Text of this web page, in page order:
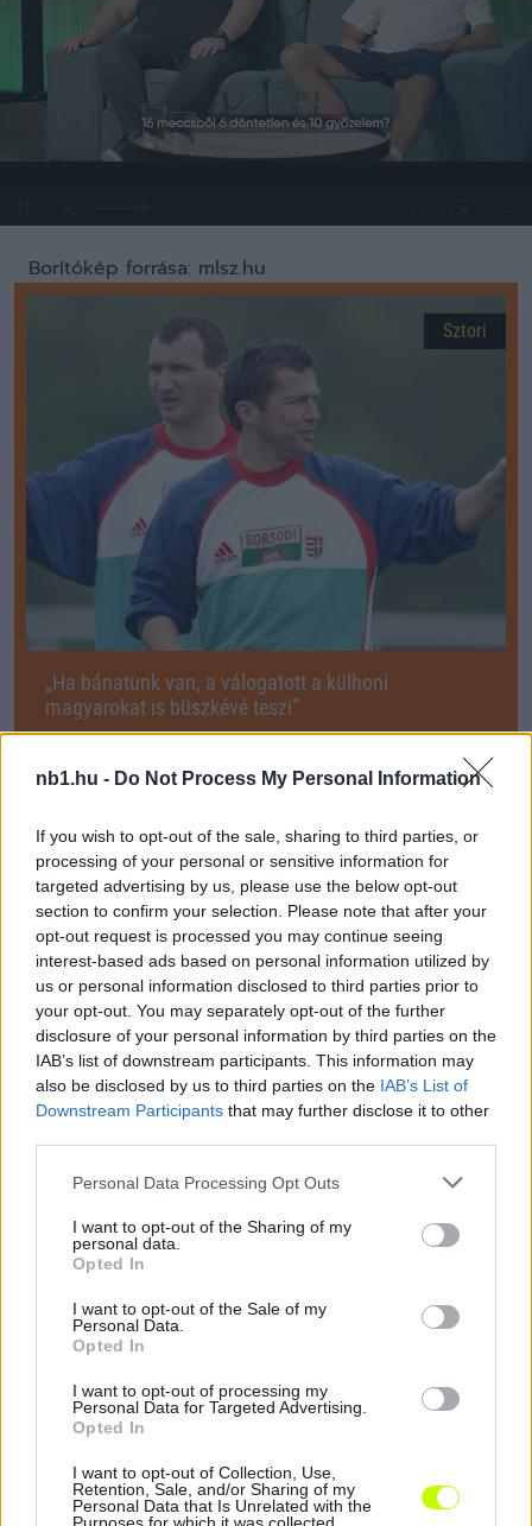
nb1.hu - Do Not Process My Personal Information
If you wish to opt-out of the sale, sharing to third parties, or
processing of your personal or sensitive information for
targeted advertising by us, please use the below opt-out
section to confirm your selection. Please note that after your
opt-out request is processed you may continue seeing
interest-based ads based on personal information utilized by
us or personal information disclosed to third parties prior to
your opt-out. You may separately opt-out of the further
disclosure of your personal information by third parties on the
IAB’s list of downstream participants. This information may
also be disclosed by us to third parties on the IAB’s List of
Downstream Participants that may further disclose it to other
Please note that this website/app uses one or more Google
not limited to your visit or usage behaviour. You may click to
grant or deny consent to Google and its third-party tags to
use your data for below specified purposes in below Google
consent section.
Personal Data Processing Opt Outs
I want to opt-out of the Sharing of my
personal data.
Opted In
I want to opt-out of the Sale of my
Personal Data.
Opted In
I want to opt-out of processing my
Personal Data for Targeted Advertising.
Opted In
I want to opt-out of Collection, Use,
Retention, Sale, and/or Sharing of my
Personal Data that Is Unrelated with the
0%
Borítókép forrása: mlsz.hu
Sztori
„Ha bánatunk van, a válogatott a külhoni
magyarokat is büszkévé teszi”
2005-ben a bolgároknak volt egy Berbatovuk, nekünk most van
egy Szoboszlaink. Tizennyolc éve Bulgária otthoni vb-selejtezőn 2-
0-ra nyert, majd 1-1-re […]
2023.11.16 07:45
Megosztás:
KAPCSOLÓDÓ HÍREK
A magyar válogatott sem venne részt a
Az UEFA-tagországok közösen utasítanák el a FIFA tervezett
változtatását.